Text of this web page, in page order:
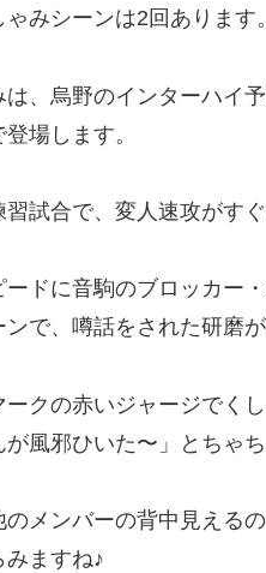
みシーンは2回あります。
は、烏野のインターハイ
場します。
試合で、変人速攻がす
ードに音駒のブロッカー
で、噂話をされた研磨
ークの赤いジャージでく
が風邪ひいた〜」とちゃ
のメンバーの背中見える
ますね♪